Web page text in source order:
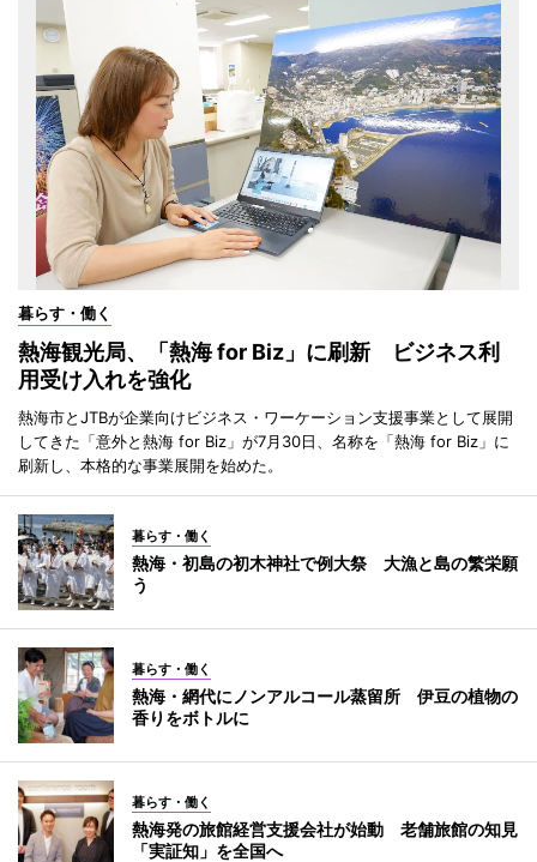
暮らす・働く
熱海観光局、「熱海 for Biz」に刷新 ビジネス利
用受け入れを強化
熱海市とJTBが企業向けビジネス・ワーケーション支援事業として展開
してきた「意外と熱海 for Biz」が7月30日、名称を「熱海 for Biz」に
刷新し、本格的な事業展開を始めた。
暮らす・働く
熱海・初島の初木神社で例大祭 大漁と島の繁栄願
う
暮らす・働く
熱海・網代にノンアルコール蒸留所 伊豆の植物の
香りをボトルに
暮らす・働く
熱海発の旅館経営支援会社が始動 老舗旅館の知見
「実証知」を全国へ